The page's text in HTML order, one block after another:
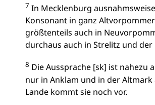
7 In Mecklenburg
Konsonant in ganz
größtenteils auch in
durchaus auch in Strelitz und
8 Die Aussprache [sk] ist nahezu
nur in Anklam und in der Altmark
Lande kommt sie noch vor.